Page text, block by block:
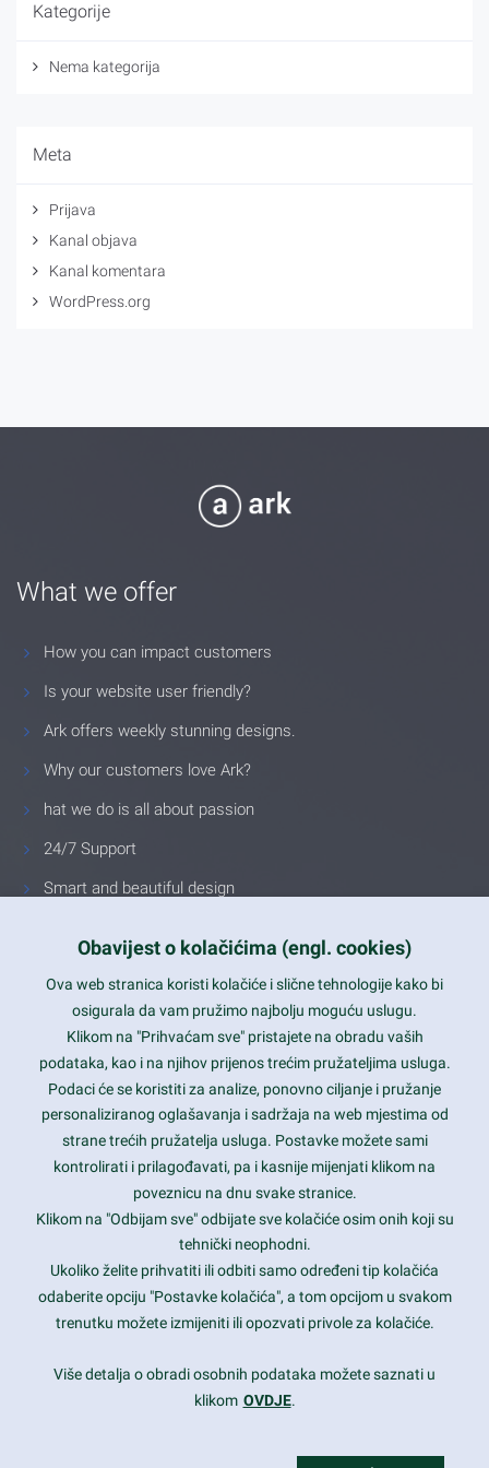
Kategorije
Nema kategorija
Meta
Prijava
Kanal objava
Kanal komentara
WordPress.org
What we offer
How you can impact customers
Is your website user friendly?
Ark offers weekly stunning designs.
Why our customers love Ark?
hat we do is all about passion
24/7 Support
Smart and beautiful design
Latest trends and much more...
Contact Info
1600 Amphitheatre Parkway, Mountain View, CA 94043
prothemes.net@gmail.com
Daily: 9:00 am - 6:00 pm
Sunday: Closed
Copyright 2017FRESHFACE© All Rights Reserved
Obavijest o kolačićima (engl. cookies)
Ova web stranica koristi kolačiće i slične tehnologije kako bi
osigurala da vam pružimo najbolju moguću uslugu.
Klikom na "Prihvaćam sve" pristajete na obradu vaših
podataka, kao i na njihov prijenos trećim pružateljima usluga.
Podaci će se koristiti za analize, ponovno ciljanje i pružanje
personaliziranog oglašavanja i sadržaja na web mjestima od
strane trećih pružatelja usluga. Postavke možete sami
kontrolirati i prilagođavati, pa i kasnije mijenjati klikom na
poveznicu na dnu svake stranice.
Klikom na "Odbijam sve" odbijate sve kolačiće osim onih koji su
tehnički neophodni.
Ukoliko želite prihvatiti ili odbiti samo određeni tip kolačića
odaberite opciju "Postavke kolačića", a tom opcijom u svakom
trenutku možete izmijeniti ili opozvati privole za kolačiće.
Više detalja o obradi osobnih podataka možete saznati u
klikom OVDJE.